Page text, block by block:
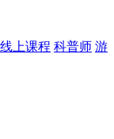
线上课程 科普师 游